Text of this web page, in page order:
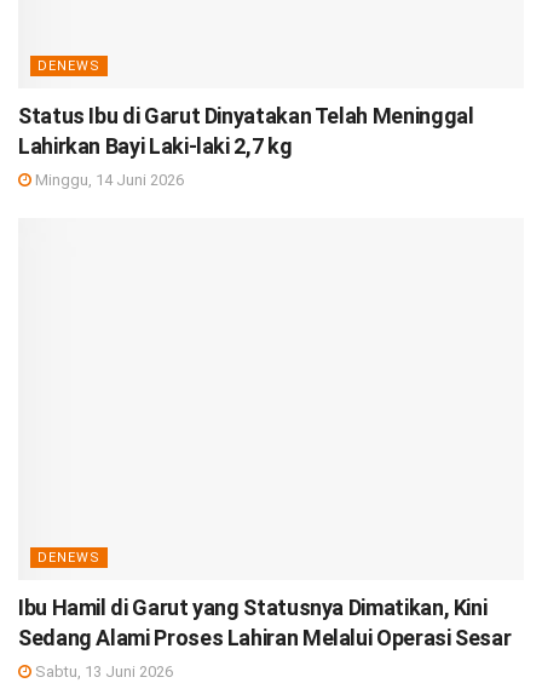
DENEWS
Status Ibu di Garut Dinyatakan Telah Meninggal
Lahirkan Bayi Laki-laki 2,7 kg
Minggu, 14 Juni 2026
DENEWS
Ibu Hamil di Garut yang Statusnya Dimatikan, Kini
Sedang Alami Proses Lahiran Melalui Operasi Sesar
Sabtu, 13 Juni 2026